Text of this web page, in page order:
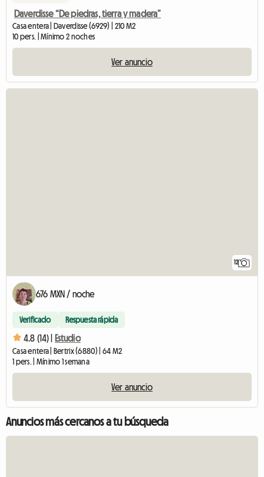
Daverdisse “De piedras, tierra y madera”
Casa entera | Daverdisse (6929) | 210 M2
10 pers. | Mínimo 2 noches
Ver anuncio
12
676 MXN / noche
Verificado Respuesta rápida
4.8 (14) | Estudio
Casa entera | Bertrix (6880) | 64 M2
1 pers. | Mínimo 1 semana
Ver anuncio
Anuncios más cercanos a tu búsqueda